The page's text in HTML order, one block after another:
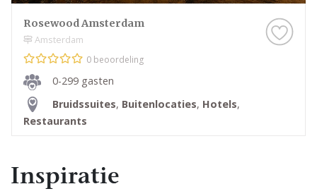
Rosewood Amsterdam
Amsterdam
0 beoordeling
0-299 gasten
Bruidssuites, Buitenlocaties, Hotels,
Restaurants
Inspiratie